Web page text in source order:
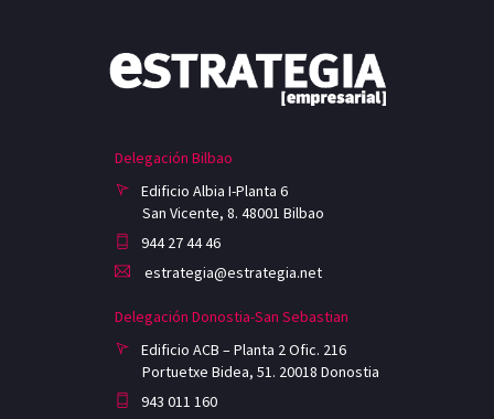
Delegación Bilbao
Edificio Albia I-Planta 6
San Vicente, 8. 48001 Bilbao
944 27 44 46
estrategia@estrategia.net
Delegación Donostia-San Sebastian
Edificio ACB – Planta 2 Ofic. 216
Portuetxe Bidea, 51. 20018 Donostia
943 011 160